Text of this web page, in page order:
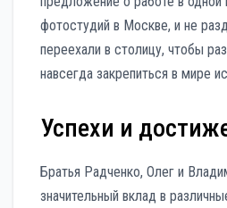
фотостудий в Москве, и не
переехали в столицу, чтобы
навсегда закрепиться в мире
Успехи и
Братья Радченко, Олег и
значительный вклад в